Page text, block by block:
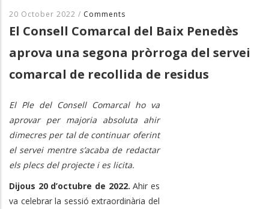
20 October 2022 / Comments
El Consell Comarcal del Baix Penedès
aprova una segona pròrroga del servei
comarcal de recollida de residus
El Ple del Consell Comarcal ho va
aprovar per majoria absoluta ahir
dimecres per tal de continuar oferint
el servei mentre s’acaba de redactar
els plecs del projecte i es licita.
Dijous 20 d’octubre de 2022. Ahir es
va celebrar la sessió extraordinària del